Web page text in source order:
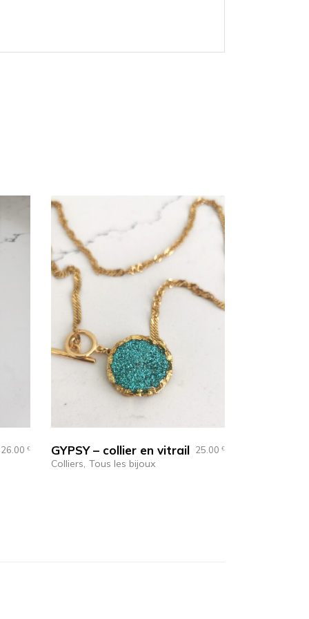
26.00 € GYPSY – collier en vitrail 25.00 €
Colliers Tous les bijoux